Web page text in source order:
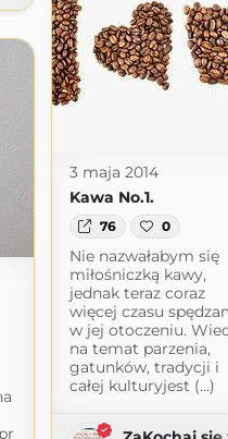
3 maja 2014
Kawa No.1.
76 0
Nie nazwałabym się
miłośniczką kawy,
jednak teraz coraz
więcej czasu
w jej otoczeniu.
na temat parzenia,
gatunków, tradycji i
całej kulturyjest (...)